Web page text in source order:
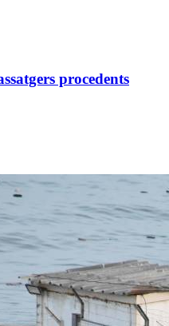
procedents